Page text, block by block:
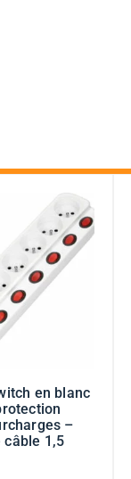
en blanc
–
câble 1,5